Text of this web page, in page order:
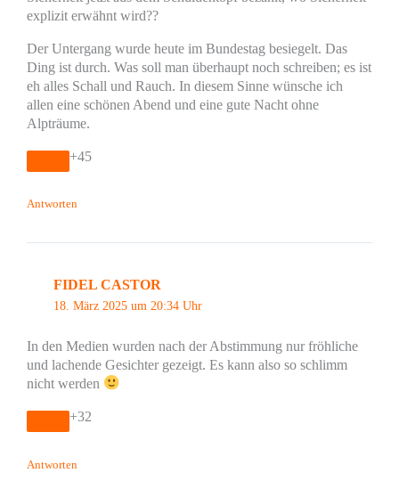
explizit erwähnt wird??
Der Untergang wurde heute im Bundestag besiegelt. Das
Ding ist durch. Was soll man überhaupt noch schreiben; es ist
eh alles Schall und Rauch. In diesem Sinne wünsche ich
allen eine schönen Abend und eine gute Nacht ohne
Alpträume.
+45
Antworten
FIDEL CASTOR
18. März 2025 um 20:34 Uhr
In den Medien wurden nach der Abstimmung nur fröhliche
und lachende Gesichter gezeigt. Es kann also so schlimm
nicht werden
+32
Antworten